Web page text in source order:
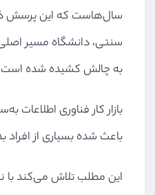
سال‌هاست که این پرسش ذهن
سنتی، دانشگاه مسیر اصلی
به چالش کشیده شده
بازار کار فناوری
باعث شده بسیاری از
این مطلب تلاش می‌کند با